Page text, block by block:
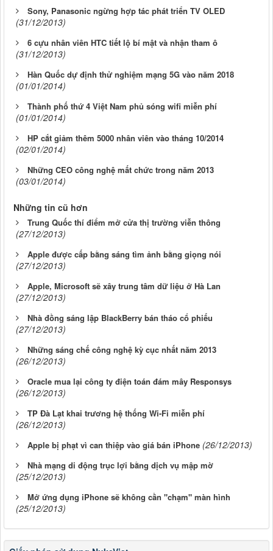
Sony, Panasonic ngừng hợp tác phát triển TV OLED
(31/12/2013)
6 cựu nhân viên HTC tiết lộ bí mật và nhận tham ô
(31/12/2013)
Hàn Quốc dự định thử nghiệm mạng 5G vào năm 2018
(01/01/2014)
Thành phố thứ 4 Việt Nam phủ sóng wifi miễn phí
(01/01/2014)
HP cắt giảm thêm 5000 nhân viên vào tháng 10/2014
(02/01/2014)
Những CEO công nghệ mất chức trong năm 2013
(03/01/2014)
Những tin cũ hơn
Trung Quốc thí điểm mở cửa thị trường viễn thông
(27/12/2013)
Apple được cấp bằng sáng tìm ảnh bằng giọng nói
(27/12/2013)
Apple, Microsoft sẽ xây trung tâm dữ liệu ở Hà Lan
(27/12/2013)
Nhà đồng sáng lập BlackBerry bán tháo cổ phiếu
(27/12/2013)
Những sáng chế công nghệ kỳ cục nhất năm 2013
(26/12/2013)
Oracle mua lại công ty điện toán đám mây Responsys
(26/12/2013)
TP Đà Lạt khai trương hệ thống Wi-Fi miễn phí
(26/12/2013)
Apple bị phạt vì can thiệp vào giá bán iPhone (26/12/2013)
Nhà mạng di động trục lợi bằng dịch vụ mập mờ
(25/12/2013)
Mở ứng dụng iPhone sẽ không cần "chạm" màn hình
(25/12/2013)